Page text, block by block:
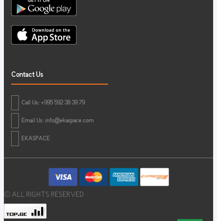
Contact Us
Call Us: +995 592 38 39 79
Email Us: info@ekaspace.com
EKASPACE
© ALL RIGHTS RESERVED